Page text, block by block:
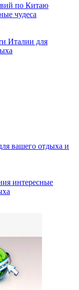
по Китаю
чудеса
Италии для
вашего отдыха и
интересные